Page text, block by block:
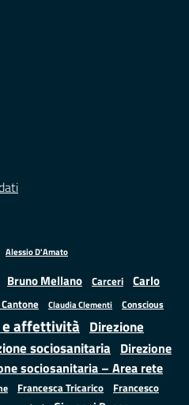
Alessio D'Amato
Bruno Mellano Carceri
Carlo
Claudia Clementi Conscious
affettività Direzione
sociosanitaria Direzione
sociosanitaria – Area rete
Francesca Tricarico
Francesco